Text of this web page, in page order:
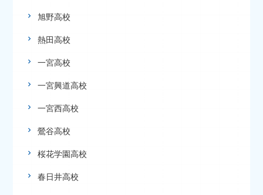
旭野高校
熱田高校
一宮高校
一宮興道高校
一宮西高校
鶯谷高校
桜花学園高校
春日井高校